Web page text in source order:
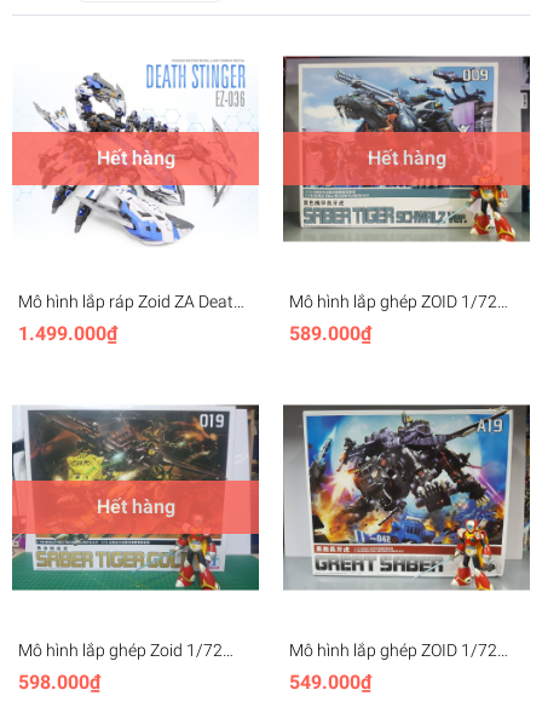
Hết hàng
Mô hình lắp ráp Zoid ZA Death
Stinger Scorpion bọ cạp EZ-036
BLUE & WHITE COLOR EDITION
1.499.000₫
Hết hàng
Mô hình lắp ghép ZOID 1/72
Saber Tiger SCHWALZ Ver
HMM009 - BT Model
589.000₫
Hết hàng
Mô hình lắp ghép Zoid 1/72
Saber Tiger Gold, HMM019 BT
598.000₫
Mô hình lắp ghép ZOID 1/72
Great Saber A19 - BT Model
549.000₫